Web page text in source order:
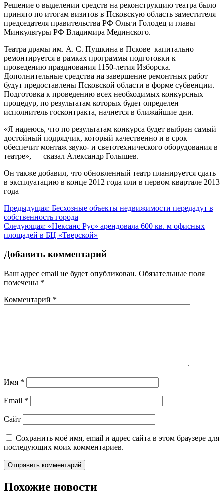
Решение о выделении средств на реконструкцию театра было
принято по итогам визитов в Псковскую область заместителя
председателя правительства РФ Ольги Голодец и главы
Минкультуры РФ Владимира Мединского.
Театра драмы им. А. С. Пушкина в Пскове капитально
ремонтируется в рамках программы подготовки к
проведению празднования 1150-летия Изборска.
Дополнительные средства на завершение ремонтных работ
будут предоставлены Псковской области в форме субвенции.
Подготовка к проведению всех необходимых конкурсных
процедур, по результатам которых будет определен
исполнитель госконтракта, начнется в ближайшие дни.
«Я надеюсь, что по результатам конкурса будет выбран самый
достойный подрядчик, который качественно и в срок
обеспечит монтаж звуко- и светотехнического оборудования в
театре», — сказал Александр Голышев.
Он также добавил, что обновленный театр планируется сдать
в эксплуатацию в конце 2012 года или в первом квартале 2013
года
Навигация
по
записям
Предыдущая: Бесхозные объекты недвижимости передадут в
собственность города
Следующая: «Нексанс Рус» арендовала 600 кв. м офисных
площадей в БЦ «Тверской»
Добавить комментарий
Ваш адрес email не будет опубликован. Обязательные поля
помечены *
Комментарий *
Имя *
Email *
Сайт
Сохранить моё имя, email и адрес сайта в этом браузере для
последующих моих комментариев.
Похожие новости